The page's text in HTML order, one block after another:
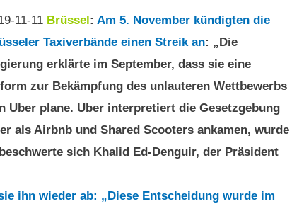
11-11 Brüssel : Am 5. November kündigten die
Taxiverbände einen Streik an: „Die
erklärte im September, dass sie eine
zur Bekämpfung des unlauteren Wettbewerbs
Uber plane. Uber interpretiert die Gesetzgebung
als Airbnb und Shared Scooters ankamen, wurde
sich Khalid Ed-Denguir, der Präsident
ihn wieder ab: „Diese Entscheidung wurde im